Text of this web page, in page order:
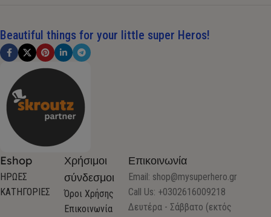
Beautiful things for your little super Heros!
Eshop
ΗΡΩΕΣ
ΚΑΤΗΓΟΡΙΕΣ
Χρήσιμοι
σύνδεσμοι
Όροι Χρήσης
Επικοινωνία
Επικοινωνία
Email: shop@mysuperhero.gr
Call Us: +0302616009218
Δευτέρα - Σάββατο (εκτός